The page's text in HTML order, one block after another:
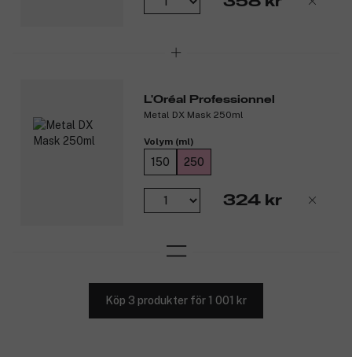
L'Oréal Professionnel
Metal DX Mask 250ml
Volym (ml)
150 250
324 kr
Köp 3 produkter för 1 001 kr